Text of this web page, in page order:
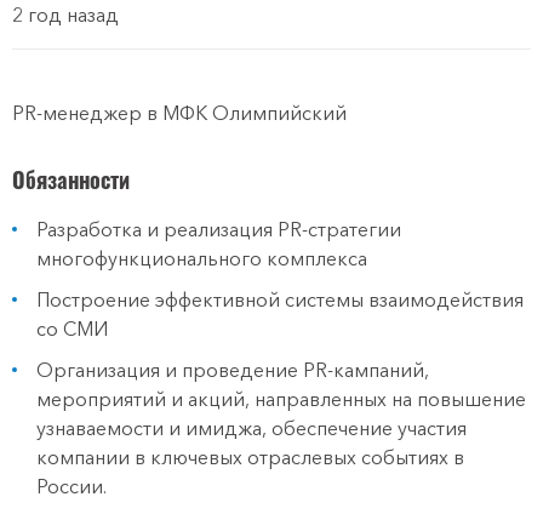
2 год назад
PR-менеджер в МФК Олимпийский
Обязанности
Разработка и реализация PR-стратегии
многофункционального комплекса
Построение эффективной системы взаимодействия
со СМИ
Организация и проведение PR-кампаний,
мероприятий и акций, направленных на повышение
узнаваемости и имиджа, обеспечение участия
компании в ключевых отраслевых событиях в
России.